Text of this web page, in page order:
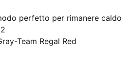
perfetto per rimanere caldo
la tua squadra.
mostra con orgoglio i
puoi supportarlo tutto l’anno.
Team Regal Red